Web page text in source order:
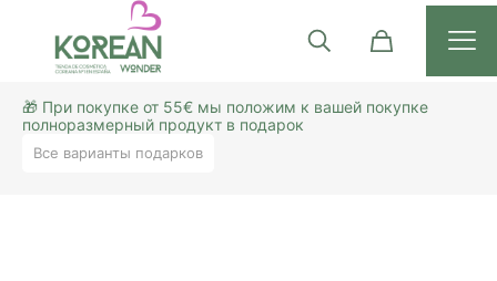
🎁 При покупке от 55€ мы положим к вашей покупке
полноразмерный продукт в подарок
Все варианты подарков